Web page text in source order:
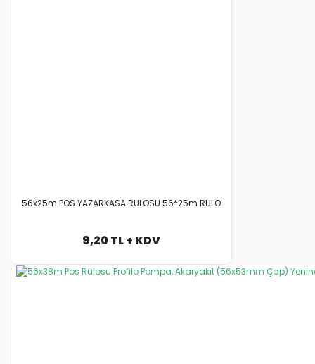
56x25m POS YAZARKASA RULOSU 56*25m RULO
9,20 TL + KDV